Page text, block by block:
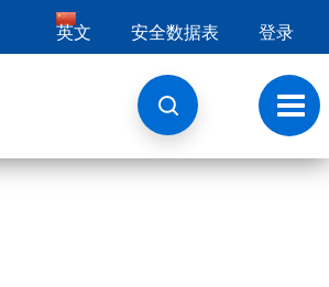
英文 安全数据表 登录
切
换
导
航